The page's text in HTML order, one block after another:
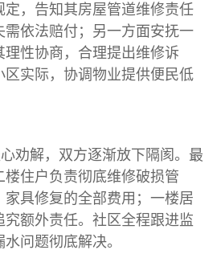
，告知其房屋管道维修责任
需依法赔付；另一方面安抚一
性协商，合理提出维修诉
区实际，协调物业提供便民低
劝解，双方逐渐放下隔阂。最
住户负责彻底维修破损管
家具修复的全部费用；一楼居
究额外责任。社区全程跟进监
问题彻底解决。